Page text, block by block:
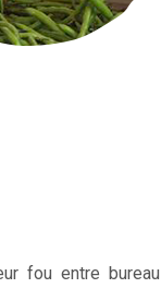
fou entre bureau